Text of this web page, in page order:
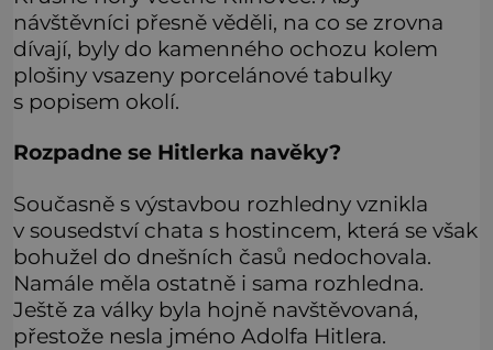
návštěvníci přesně věděli, na co se zrovna
dívají, byly do kamenného ochozu kolem
plošiny vsazeny porcelánové tabulky
s popisem okolí.
Rozpadne se Hitlerka navěky?
Současně s výstavbou rozhledny vznikla
v sousedství chata s hostincem, která se však
bohužel do dnešních časů nedochovala.
Namále měla ostatně i sama rozhledna.
Ještě za války byla hojně navštěvovaná,
přestože nesla jméno Adolfa Hitlera.